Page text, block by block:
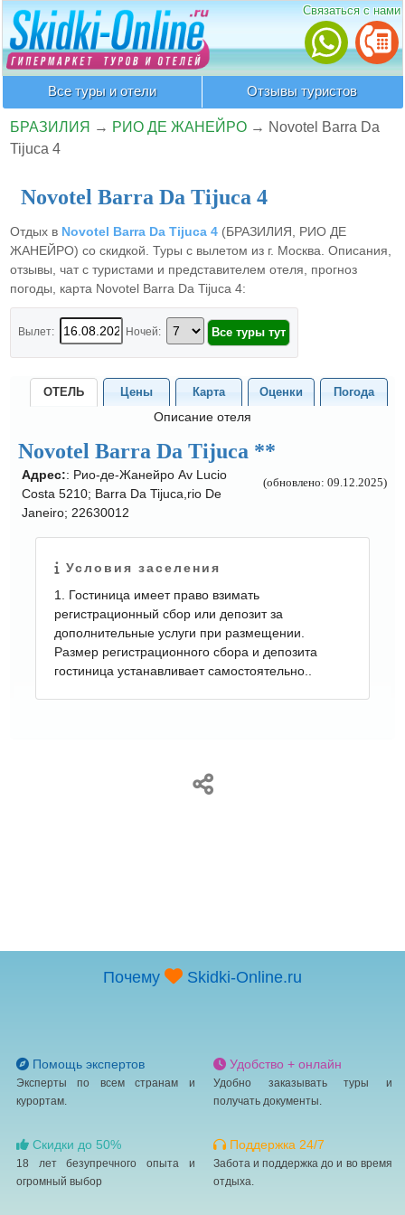
Связаться с нами
Все туры и отели Отзывы туристов
БРАЗИЛИЯ → РИО ДЕ ЖАНЕЙРО → Novotel Barra Da
Tijuca 4
Novotel Barra Da Tijuca 4
Отдых в Novotel Barra Da Tijuca 4 (БРАЗИЛИЯ, РИО ДЕ
ЖАНЕЙРО) со скидкой. Туры с вылетом из г. Москва. Описания,
отзывы, чат с туристами и представителем отеля, прогноз
погоды, карта Novotel Barra Da Tijuca 4:
Вылет: Ночей:
ОТЕЛЬ Цены Карта Оценки Погода
Описание отеля
Novotel Barra Da Tijuca **
(обновлено: 09.12.2025)
Адрес:: Рио-де-Жанейро Av Lucio
Costa 5210; Barra Da Tijuca,rio De
Janeiro; 22630012
Условия заселения
1. Гостиница имеет право взимать
регистрационный сбор или депозит за
дополнительные услуги при размещении.
Размер регистрационного сбора и депозита
гостиница устанавливает самостоятельно..
Почему Skidki-Online.ru
Помощь экспертов
Эксперты по всем странам и
курортам.
Удобство + онлайн
Удобно заказывать туры и
получать документы.
Скидки до 50%
18 лет безупречного опыта и
огромный выбор
Поддержка 24/7
Забота и поддержка до и во время
отдыха.